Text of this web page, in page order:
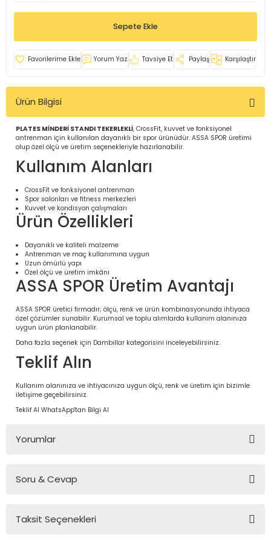
Tamamlayıcı Ekipmanlar |
Tamamlayıcı Spor Ekipmanları |
– Organizasyonlar için
| ASSA SPOR
Sepete Ekle
Yorum Yaz Tavsiye Et Paylaş Karşılaştır
Ürün Bilgisi
PLATES MİNDERİ STANDI TEKERLEKLİ, CrossFit, kuvvet ve fonksiyonel
antrenman için kullanılan dayanıklı bir spor ürünüdür. ASSA SPOR üretimi
olup özel ölçü ve üretim seçenekleriyle hazırlanabilir.
Kullanım Alanları
CrossFit ve fonksiyonel antrenman
Spor salonları ve fitness merkezleri
Kuvvet ve kondisyon çalışmaları
Ürün Özellikleri
Dayanıklı ve kaliteli malzeme
Antrenman ve maç kullanımına uygun
Uzun ömürlü yapı
Özel ölçü ve üretim imkânı
ASSA SPOR Üretim Avantajı
ASSA SPOR üretici firmadır; ölçü, renk ve ürün kombinasyonunda ihtiyaca
özel çözümler sunabilir. Kurumsal ve toplu alımlarda kullanım alanınıza
uygun ürün planlanabilir.
Daha fazla seçenek için Dambıllar kategorisini inceleyebilirsiniz.
Teklif Alın
Kullanım alanınıza ve ihtiyacınıza uygun ölçü, renk ve üretim için bizimle
iletişime geçebilirsiniz.
Teklif Al WhatsApp'tan Bilgi Al
Yorumlar
Soru & Cevap
Ürün hakkında henüz soru sorulmamış.
Taksit Seçenekleri